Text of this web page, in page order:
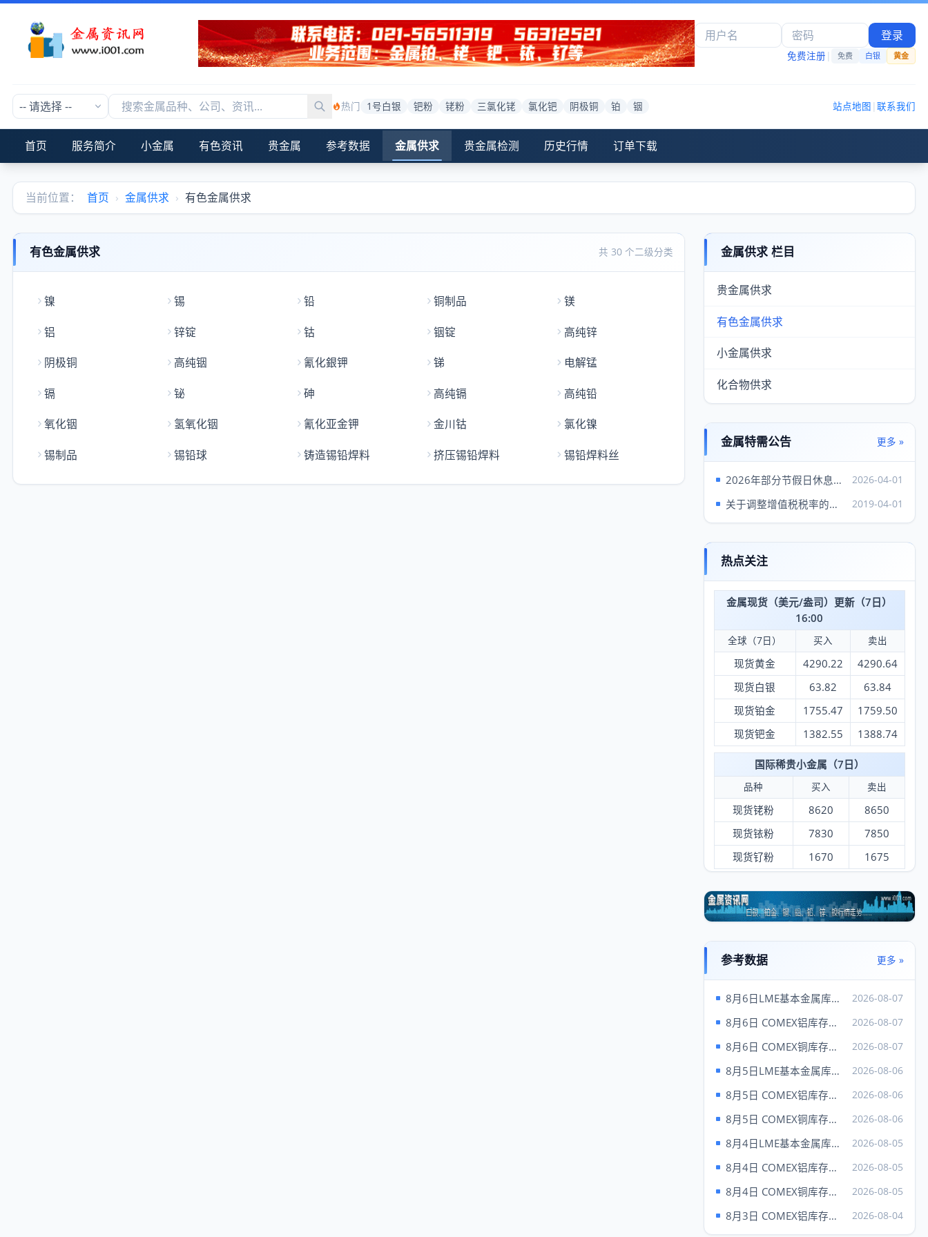
登录
免费注册 | 免费 白银 黄金
热门 1号白银 钯粉 铑粉 三氯化铑 氯化钯 阴极铜 铂 铟 站点地图 | 联系我们
首页 服务简介 小金属 有色资讯 贵金属 参考数据 金属供求 贵金属检测 历史行情 订单下载
当前位置： 首页 › 金属供求 › 有色金属供求
有色金属供求 共 30 个二级分类
镍 锡 铅 铜制品 镁
铝 锌锭 钴 铟锭 高纯锌
阴极铜 高纯铟 氰化銀钾 锑 电解锰
镉 铋 砷 高纯镉 高纯铅
氧化铟 氢氧化铟 氰化亚金钾 金川钴 氯化镍
锡制品 锡铅球 铸造锡铅焊料 挤压锡铅焊料 锡铅焊料丝
金属供求 栏目
贵金属供求
有色金属供求
小金属供求
化合物供求
金属特需公告 更多 »
2026年部分节假日休息安排 2026-04-01
关于调整增值税税率的通知 2019-04-01
热点关注
金属现货（美元/盎司）更新（7日）
16:00
全球（7日） 买入 卖出
现货黄金 4290.22
4290.64
现货白银
63.82
63.84
现货铂金
1755.47
1759.50
现货钯金
1382.55 1388.74
国际稀贵小金属（7日）
品种 买入 卖出
现货铑粉 8620
8650
现货铱粉
7830
7850
现货钌粉
1670 1675
黄金 4250.90
4252.90
铂金
1734.00
钯
1356.00
1396.00
铑
8250.00 9250.00
伦敦（6日）
出
现货金 4283.37
---
现货银
62.03
现货铂
1757.00
---
现货钯
1387.00 ---
上海黄金 元/克（7日）
品种 Au99.95 Au99.99
成交 932.50
931.00
参考数据 更多 »
8月6日LME基本金属库存统计 2026-08-07
8月6日 COMEX铝库存统计 2026-08-07
8月6日 COMEX铜库存统计 2026-08-07
8月5日LME基本金属库存统计 2026-08-06
8月5日 COMEX铝库存统计 2026-08-06
8月5日 COMEX铜库存统计 2026-08-06
8月4日LME基本金属库存统计 2026-08-05
8月4日 COMEX铝库存统计 2026-08-05
8月4日 COMEX铜库存统计 2026-08-05
8月3日 COMEX铝库存统计 2026-08-04